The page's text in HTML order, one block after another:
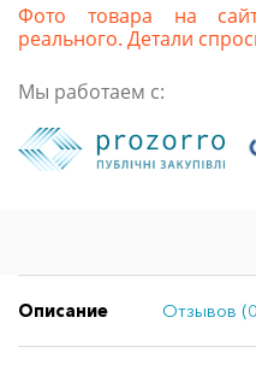
Фото товара на
реального. Детали
Мы работаем с:
Описание Отзывов